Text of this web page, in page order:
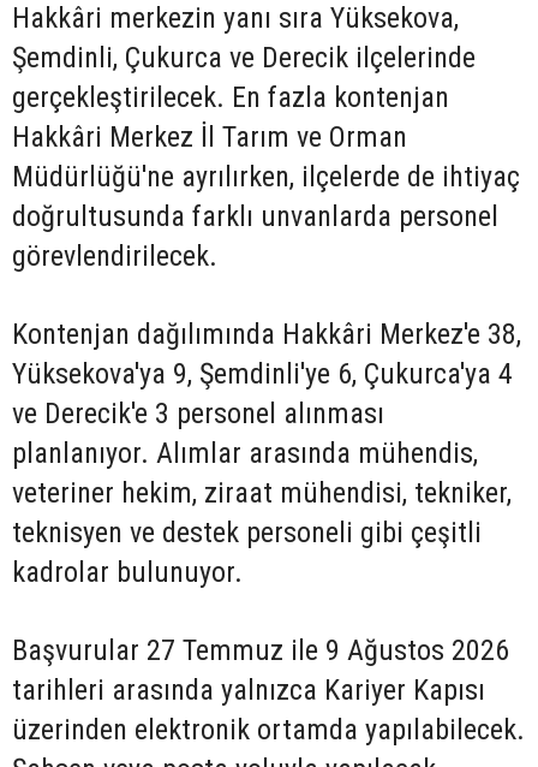
Hakkâri merkezin yanı sıra Yüksekova,
Şemdinli, Çukurca ve Derecik ilçelerinde
gerçekleştirilecek. En fazla kontenjan
Hakkâri Merkez İl Tarım ve Orman
Müdürlüğü'ne ayrılırken, ilçelerde de ihtiyaç
doğrultusunda farklı unvanlarda personel
görevlendirilecek.
Kontenjan dağılımında Hakkâri Merkez'e 38,
Yüksekova'ya 9, Şemdinli'ye 6, Çukurca'ya 4
ve Derecik'e 3 personel alınması
planlanıyor. Alımlar arasında mühendis,
veteriner hekim, ziraat mühendisi, tekniker,
teknisyen ve destek personeli gibi çeşitli
kadrolar bulunuyor.
Başvurular 27 Temmuz ile 9 Ağustos 2026
tarihleri arasında yalnızca Kariyer Kapısı
üzerinden elektronik ortamda yapılabilecek.